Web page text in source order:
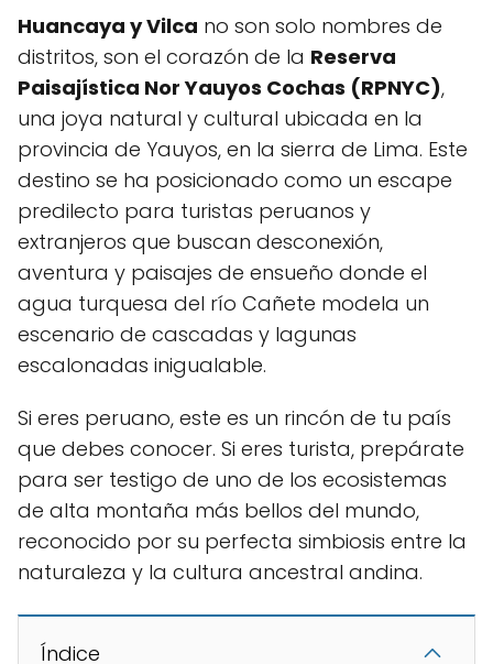
Huancaya y Vilca no son solo nombres de
distritos, son el corazón de la Reserva
Paisajística Nor Yauyos Cochas (RPNYC),
una joya natural y cultural ubicada en la
provincia de Yauyos, en la sierra de Lima. Este
destino se ha posicionado como un escape
predilecto para turistas peruanos y
extranjeros que buscan desconexión,
aventura y paisajes de ensueño donde el
agua turquesa del río Cañete modela un
escenario de cascadas y lagunas
escalonadas inigualable.
Si eres peruano, este es un rincón de tu país
que debes conocer. Si eres turista, prepárate
para ser testigo de uno de los ecosistemas
de alta montaña más bellos del mundo,
reconocido por su perfecta simbiosis entre la
naturaleza y la cultura ancestral andina.
Índice